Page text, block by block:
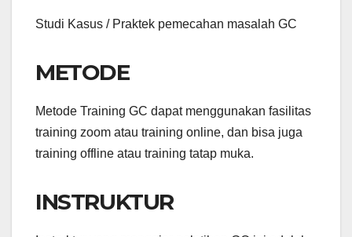
Studi Kasus / Praktek pemecahan masalah GC
METODE
Metode Training GC dapat menggunakan fasilitas
training zoom atau training online, dan bisa juga
training offline atau training tatap muka.
INSTRUKTUR